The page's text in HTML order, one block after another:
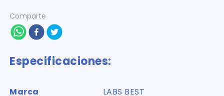
Comparte
Especificaciones:
Marca
LABS BEST